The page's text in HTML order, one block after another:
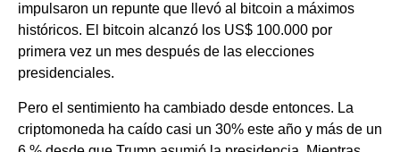
impulsaron un repunte que llevó al bitcoin a máximos
históricos. El bitcoin alcanzó los US$ 100.000 por
primera vez un mes después de las elecciones
presidenciales.
Pero el sentimiento ha cambiado desde entonces. La
criptomoneda ha caído casi un 30% este año y más de un